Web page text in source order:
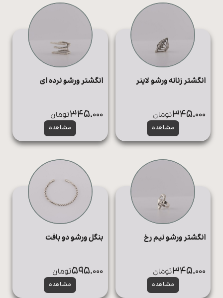
انگشتر زنانه ورشو لاینر
مشاهده
345.000تومان
انگشتر ورشو نرده ای
مشاهده
345.000تومان
انگشتر ورشو نیم رخ
مشاهده
345.000تومان
بنگل ورشو دو بافت
مشاهده
595.000تومان